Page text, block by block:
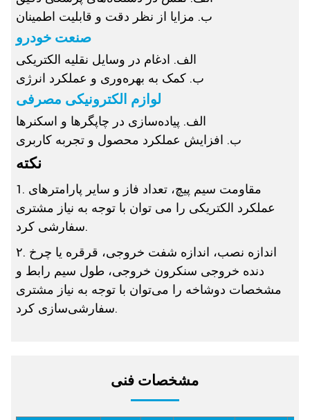
ب. مزایا از نظر دقت و قابلیت اطمینان
صنعت خودرو
الف. ادغام در وسایل نقلیه الکتریکی
ب. کمک به بهره‌وری و عملکرد انرژی
لوازم الکترونیکی مصرفی
الف. پیاده‌سازی در چاپگرها و اسکنرها
ب. افزایش عملکرد محصول و تجربه کاربری
نکته
1. مقاومت سیم پیچ، تعداد فاز و سایر پارامترهای
عملکرد الکتریکی را می توان با توجه به نیاز مشتری
سفارشی کرد.
۲. اندازه نصب، اندازه شفت خروجی، قرقره یا چرخ
دنده خروجی سنکرون خروجی، طول سیم رابط و
مشخصات دوشاخه را می‌توان با توجه به نیاز مشتری
سفارشی‌سازی کرد.
مشخصات فنی